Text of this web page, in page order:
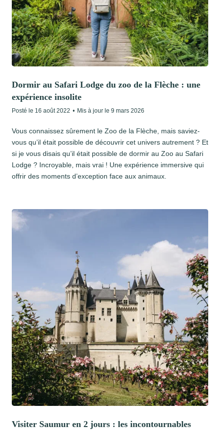
Dormir au Safari Lodge du zoo de la Flèche : une
expérience insolite
Posté le 16 août 2022 • Mis à jour le 9 mars 2026
Vous connaissez sûrement le Zoo de la Flèche, mais saviez-
vous qu’il était possible de découvrir cet univers autrement ? Et
si je vous disais qu’il était possible de dormir au Zoo au Safari
Lodge ? Incroyable, mais vrai ! Une expérience immersive qui
offrir des moments d’exception face aux animaux.
Visiter Saumur en 2 jours : les incontournables